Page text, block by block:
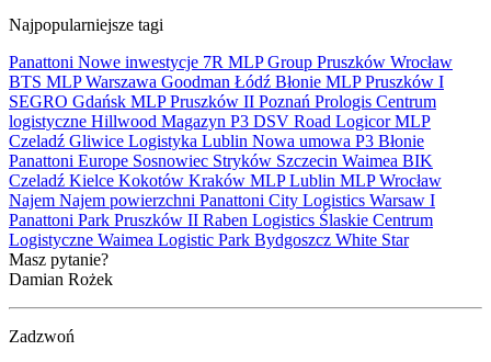
Najpopularniejsze tagi
Panattoni Nowe inwestycje 7R MLP Group Pruszków Wrocław
BTS MLPWarszawa Goodman Łódź Błonie MLP Pruszków I
SEGRO Gdańsk MLP Pruszków II Poznań Prologis Centrum
logistyczne Hillwood Magazyn P3 DSV Road LogicorMLP
Czeladź Gliwice Logistyka Lublin Nowa umowa P3 Błonie
Panattoni Europe Sosnowiec Stryków Szczecin Waimea BIK
Czeladź Kielce Kokotów Kraków MLP Lublin MLP Wrocław
Najem Najem powierzchni Panattoni City Logistics Warsaw I
Panattoni Park Pruszków II Raben Logistics Ślaskie Centrum
Logistyczne Waimea Logistic Park Bydgoszcz White Star
Masz pytanie?
Damian Rożek
Zadzwoń